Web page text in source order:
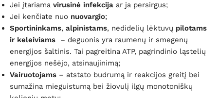
Jei įtariama virusinė infekcija ar ja persirgus;
Jei kenčiate nuo nuovargio;
Sportininkams, alpinistams, nedidelių lėktuvų pilotams
ir keleiviams – deguonis yra raumenų ir smegenų
energijos šaltinis. Tai pagreitina ATP, pagrindinio ląstelių
energijos nešėjo, atsinaujinimą;
Vairuotojams – atstato budrumą ir reakcijos greitį bei
sumažina mieguistumą bei žiovulį ilgų monotoniškų